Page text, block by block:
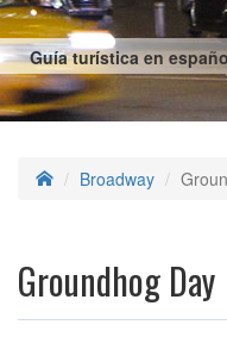
Guía turística en
Broadway
Groundhog Day